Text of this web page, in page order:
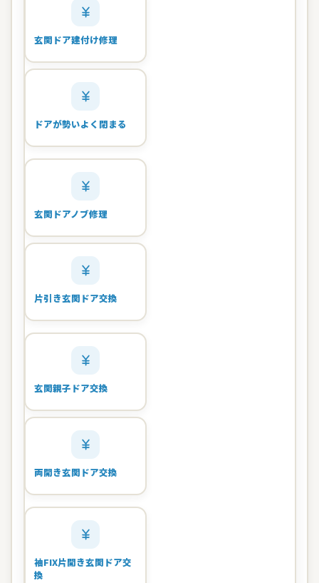
玄関ドア建付け修理
ドアが勢いよく閉まる
玄関ドアノブ修理
片引き玄関ドア交換
玄関親子ドア交換
両開き玄関ドア交換
袖FIX片開き玄関ドア交
換